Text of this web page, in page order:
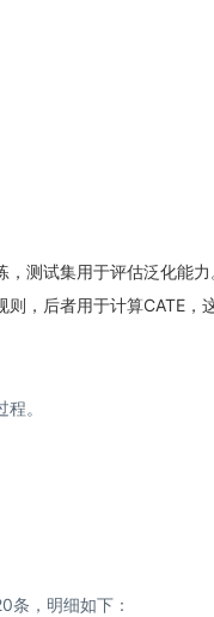
测试集用于评估泛化能力
，后者用于计算CATE，
。
条，明细如下：